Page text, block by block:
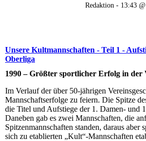
Redaktion - 13:43 @
Unsere Kultmannschaften - Teil 1 -
Oberliga
1990 – Größter sportlicher Erfolg in der
Im Verlauf der über 50-jährigen
Mannschaftserfolge zu feiern. Die Spitze
die Titel und Aufstiege der 1. Damen- und
Daneben gab es zwei Mannschaften, die
Spitzenmannschaften standen, daraus aber
sich zu etablierten „Kult“-Mannschaften